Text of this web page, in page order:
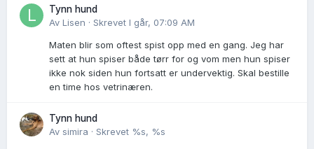
Tynn hund
Av Lisen · Skrevet I går, 07:09 AM
Maten blir som oftest spist opp med en gang. Jeg har
sett at hun spiser både tørr for og vom men hun spiser
ikke nok siden hun fortsatt er undervektig. Skal bestille
en time hos vetrinæren.
Tynn hund
Av simira · Skrevet %s, %s